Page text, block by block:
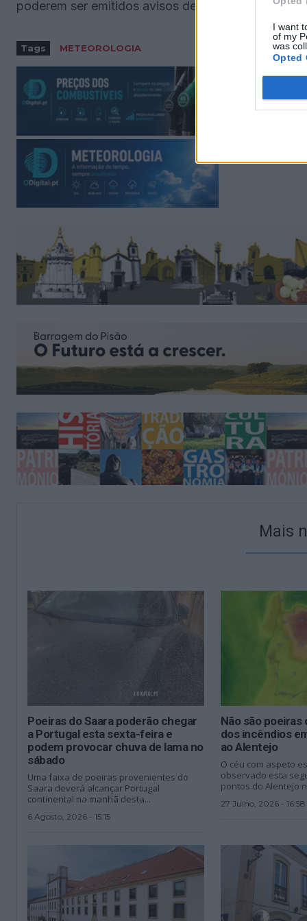
I want
of my
was
Opted
poderem ser emitidos avisos de tempo quente.
Tags METEOROLOGIA
Mais
Poeiras do Saara poderão chegar
a Portugal esta sexta-feira e
podem provocar chuva de lama no
sábado
Uma faixa de poeiras provenientes do
Saara deverá alcançar Portugal
continental na manhã desta...
6 Agosto, 2026 - 15:15
Não são
dos incêndios
ao Alentejo
O céu com aspeto
observado esta
pontos do Alentejo
27 Julho, 2026 - 16:58